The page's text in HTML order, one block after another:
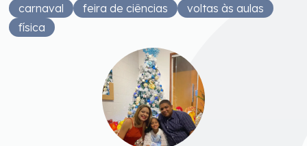
carnaval
feira de ciências
voltas às aulas
física